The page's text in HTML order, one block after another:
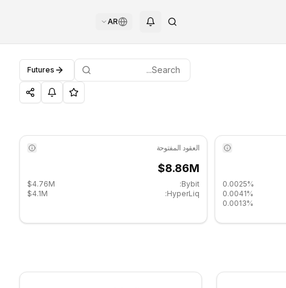
AR
Futures
0.0025%
0.0041%
0.0013%
العقود المفتوحة
$8.86M
Bybit:
$4.76M
HyperLiq:
$4.1M